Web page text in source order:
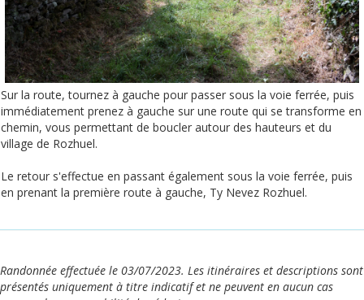
Sur la route, tournez à gauche pour passer sous la voie ferrée, puis
immédiatement prenez à gauche sur une route qui se transforme en
chemin, vous permettant de boucler autour des hauteurs et du
village de Rozhuel.
Le retour s'effectue en passant également sous la voie ferrée, puis
en prenant la première route à gauche, Ty Nevez Rozhuel.
Randonnée effectuée le 03/07/2023. Les itinéraires et descriptions sont
présentés uniquement à titre indicatif et ne peuvent en aucun cas